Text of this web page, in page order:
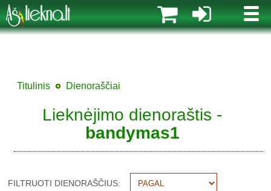
MENIU
Titulinis Dienoraščiai
Lieknėjimo dienoraštis -
bandymas1
FILTRUOTI DIENORAŠČIUS: